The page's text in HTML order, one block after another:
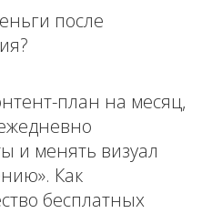
после
план на месяц,
и менять визуал
Как
бесплатных